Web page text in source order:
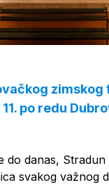
zimskog
po redu
do danas, Stradun
svakog važnog